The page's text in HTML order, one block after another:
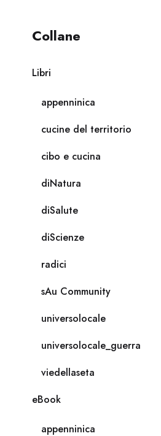
Collane
Libri
appenninica
cucine del territorio
cibo e cucina
diNatura
diSalute
diScienze
radici
sAu Community
universolocale
universolocale_guerra
viedellaseta
eBook
appenninica